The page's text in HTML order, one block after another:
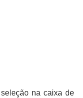
na caixa de